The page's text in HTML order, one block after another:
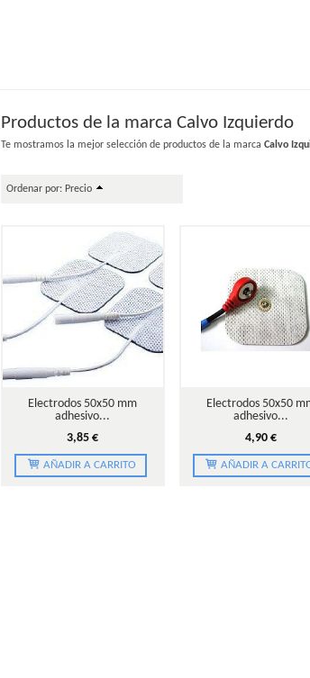
Productos de la marca Calvo Izquierdo
Te mostramos la mejor selección de productos de la marca Calvo
Ordenar por: Precio
Electrodos 50x50 mm
adhesivo...
3,85 €
AÑADIR A CARRITO
Electrodos 50x50
adhesivo...
4,90 €
AÑADIR A